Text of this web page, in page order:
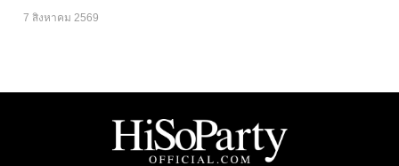
7 สิงหาคม 2569